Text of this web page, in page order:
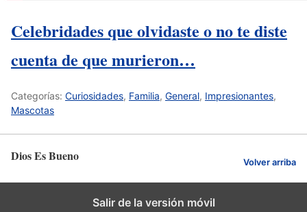
Celebridades que olvidaste o no te diste
cuenta de que murieron…
Categorías: Curiosidades, Familia, General, Impresionantes,
Mascotas
Dios Es Bueno Volver arriba
Salir de la versión móvil